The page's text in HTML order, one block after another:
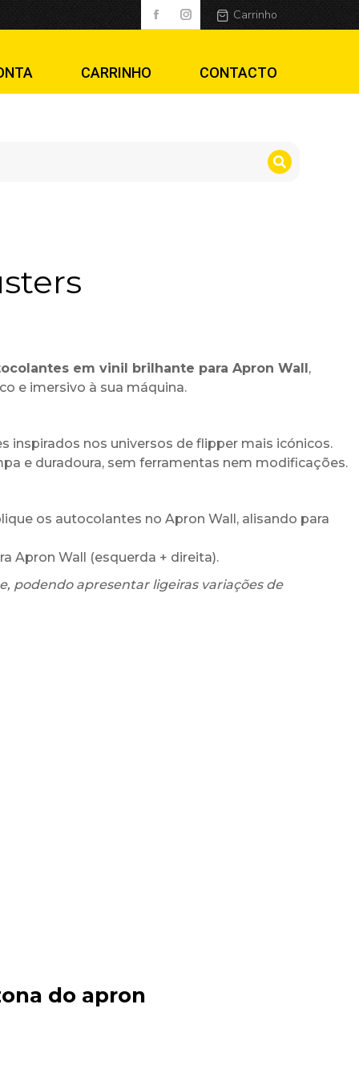
Carrinho
CARRINHO CONTACTO
em vinil brilhante para Apron Wall,
e imersivo à sua máquina.
inspirados nos universos de flipper mais icónicos.
e duradoura, sem ferramentas nem modificações.
os autocolantes no Apron Wall, alisando para
Apron Wall (esquerda + direita).
podendo apresentar ligeiras variações de
do apron